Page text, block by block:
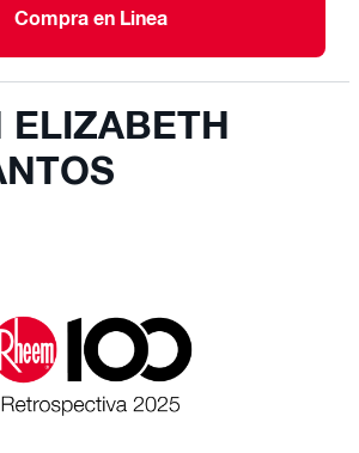
Compra en Linea
ELIZABETH